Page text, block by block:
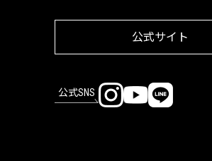
公式サイト
公式SNS